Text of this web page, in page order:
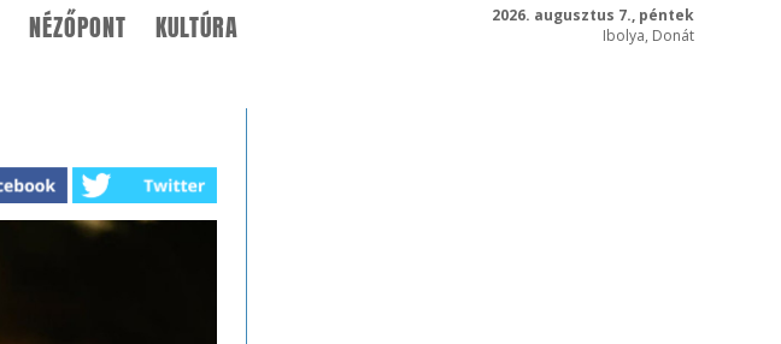
2026. augusztus 7., péntek
Ibolya, Donát
NÉZŐPONT KULTÚRA